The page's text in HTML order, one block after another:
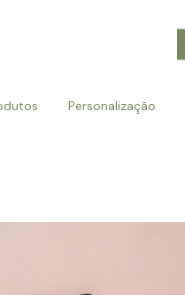
Personalização